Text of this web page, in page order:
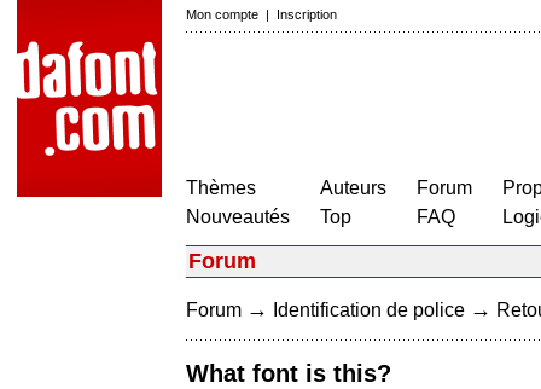
Mon compte | Inscription
Thèmes
Nouveautés
Auteurs
Top
Forum
FAQ
Forum
Forum → Identification de police →
What font is this?